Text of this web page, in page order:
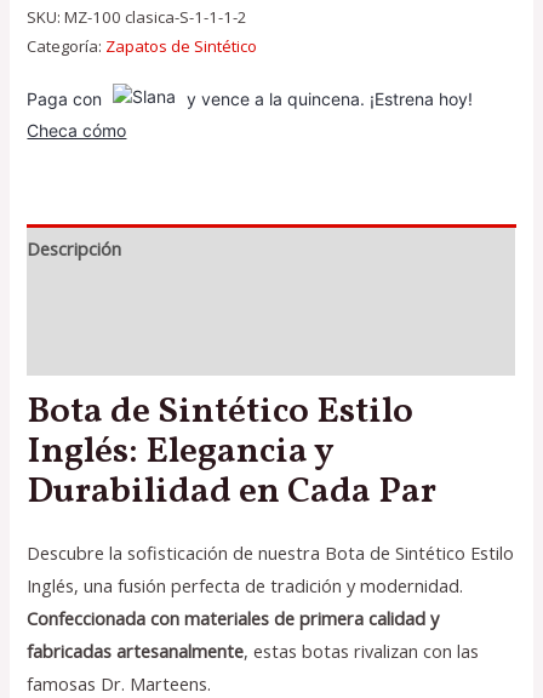
Sintético
(Clásica
Ojillos:
Blanco)
SKU:MZ-100 clasica-S-1-1-1-2
Categoría: Zapatos de Sintético
Paga con
y vence a la quincena. ¡Estrena hoy!
Checa cómo
Descripción
Bota de Sintético Estilo
Inglés: Elegancia y
Durabilidad en Cada Par
Descubre la sofisticación de nuestra Bota de Sintético Estilo
Inglés, una fusión perfecta de tradición y modernidad.
Confeccionada con materiales de primera calidad y
fabricadas artesanalmente, estas botas rivalizan con las
famosas Dr. Marteens.